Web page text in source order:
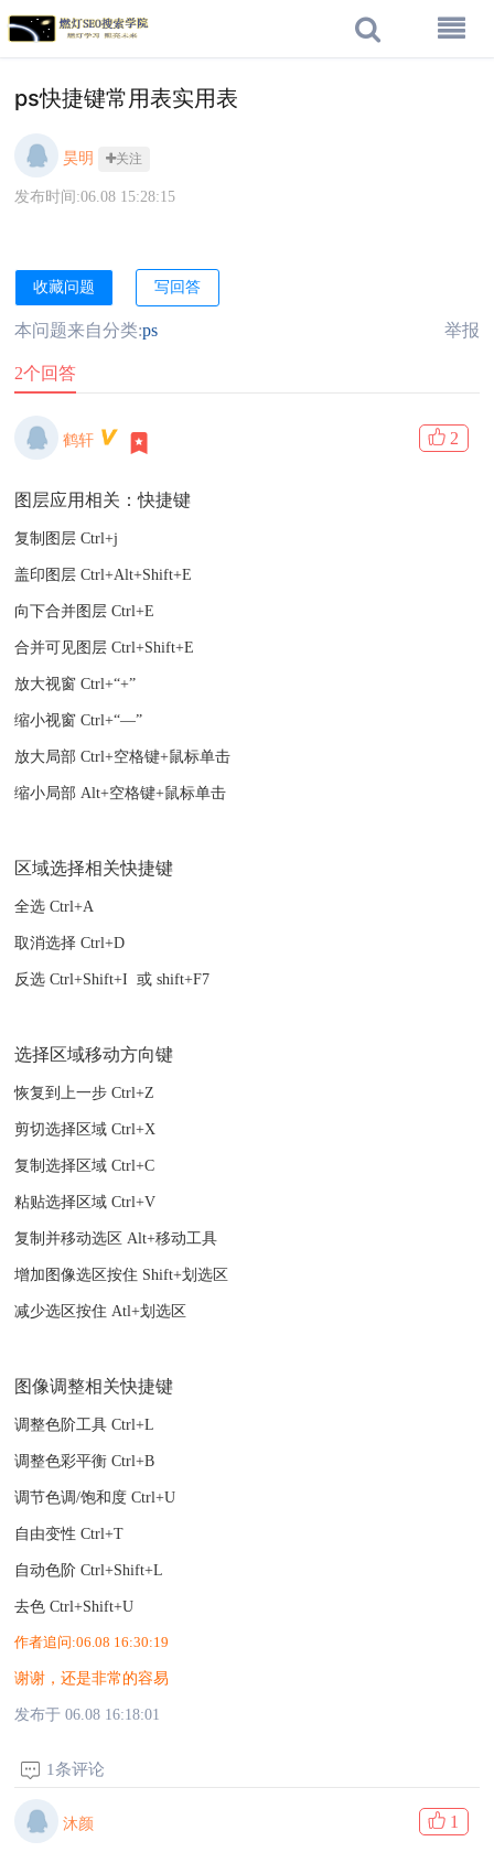
ps快捷键常用表实用表
昊明 关注
发布时间:06.08 15:28:15
收藏问题 写回答
本问题来自分类:ps 举报
2个回答
鹤轩 2
图层应用相关：快捷键
复制图层 Ctrl+j
盖印图层 Ctrl+Alt+Shift+E
向下合并图层 Ctrl+E
合并可见图层 Ctrl+Shift+E
放大视窗 Ctrl+“+”
缩小视窗 Ctrl+“—”
放大局部 Ctrl+空格键+鼠标单击
缩小局部 Alt+空格键+鼠标单击
区域选择相关快捷键
全选 Ctrl+A
取消选择 Ctrl+D
反选 Ctrl+Shift+I 或 shift+F7
选择区域移动方向键
恢复到上一步 Ctrl+Z
剪切选择区域 Ctrl+X
复制选择区域 Ctrl+C
粘贴选择区域 Ctrl+V
复制并移动选区 Alt+移动工具
增加图像选区按住 Shift+划选区
减少选区按住 Atl+划选区
图像调整相关快捷键
调整色阶工具 Ctrl+L
调整色彩平衡 Ctrl+B
调节色调/饱和度 Ctrl+U
自由变性 Ctrl+T
自动色阶 Ctrl+Shift+L
去色 Ctrl+Shift+U
作者追问:06.08 16:30:19
谢谢，还是非常的容易
发布于 06.08 16:18:01
1条评论
沐颜 1